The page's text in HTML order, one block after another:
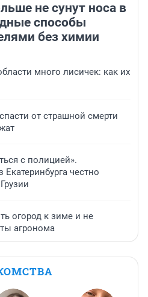
не сунут носа в
способы
без химии
много лисичек: как их
от страшной смерти
с полицией».
честно
огород к зиме и не
агронома